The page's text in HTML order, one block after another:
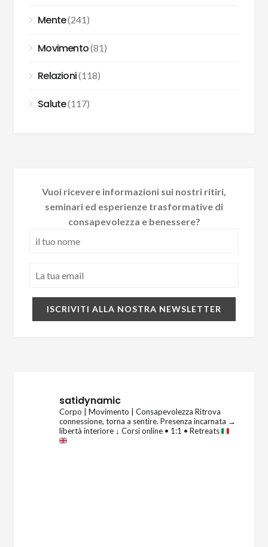
Mente(241)
Movimento(81)
Relazioni(118)
Salute(117)
Vuoi ricevere informazioni sui nostri ritiri,
seminari ed esperienze trasformative di
consapevolezza e benessere?
satidynamic
Corpo | Movimento | Consapevolezza Ritrova
connessione, torna a sentire. Presenza incarnata →
libertà interiore↓ Corsi online • 1:1 • Retreats